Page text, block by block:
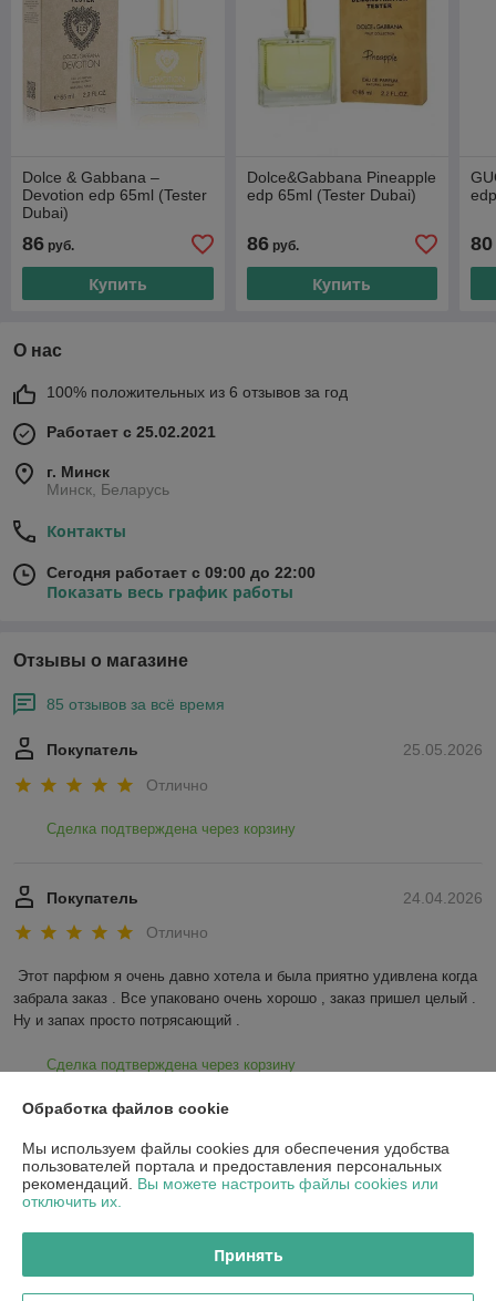
Dolce & Gabbana –
Devotion edp 65ml (Tester
Dubai)
86 руб.
Купить
Dolce&Gabbana Pineapple
edp 65ml (Tester Dubai)
86руб.
Купить
80
О нас
100% положительных из 6 отзывов за год
Работает с 25.02.2021
г. Минск
Минск, Беларусь
Контакты
Сегодня работает с 09:00 до 22:00
Показать весь график работы
Отзывы о магазине
85 отзывов за всё время
25.05.2026
Покупатель
Отлично
Сделка подтверждена через корзину
24.04.2026
Покупатель
Отлично
Этот парфюм я очень давно хотела и была приятно удивлена когда
забрала заказ . Все упаковано очень хорошо , заказ пришел целый .
Ну и запах просто потрясающий .
Сделка подтверждена через корзину
Показать все отзывы
О нас
Обработка файлов cookie
Мы используем файлы cookies для обеспечения удобства
пользователей портала и предоставления персональных
рекомендаций. Вы можете настроить файлы cookies или
отключить их.
Принять